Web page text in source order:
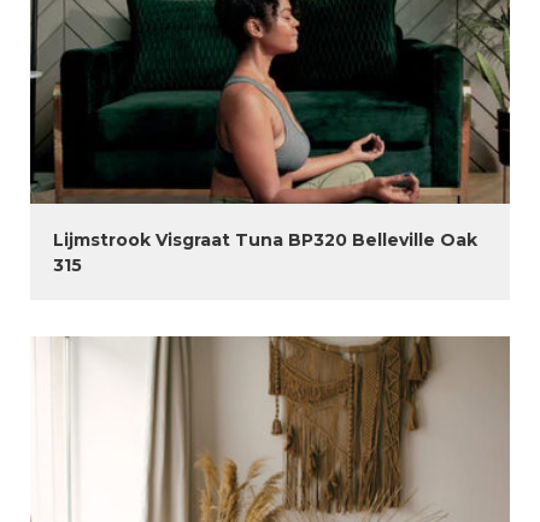
Lijmstrook Visgraat Tuna BP320 Belleville Oak
315